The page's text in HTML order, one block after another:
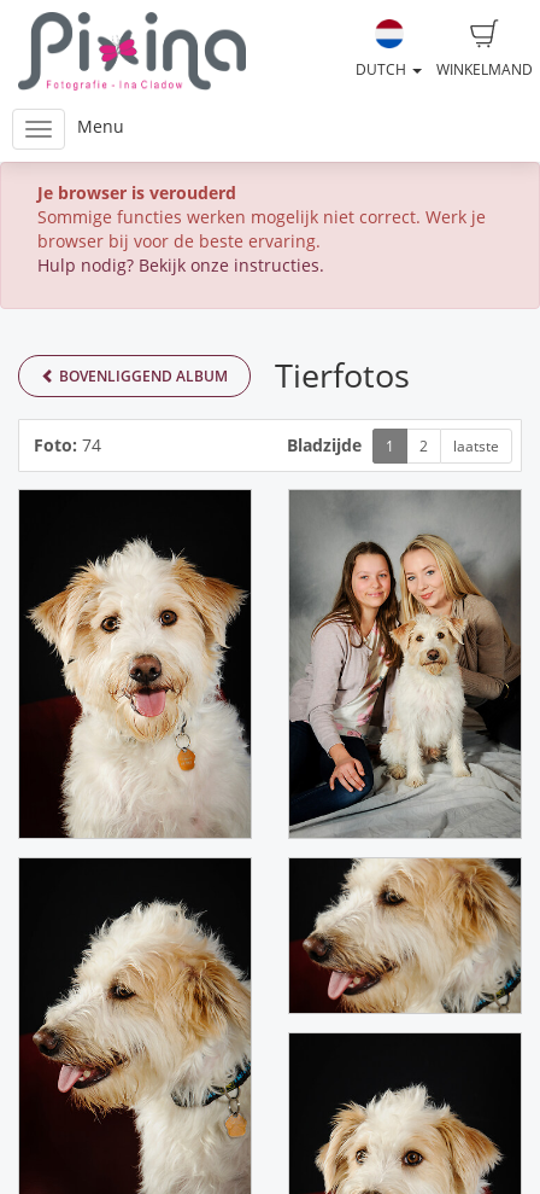
WINKELMAND
DUTCH
Menu
Je browser is verouderd
Sommige functies werken mogelijk niet correct. Werk je
browser bij voor de beste ervaring.
Hulp nodig? Bekijk onze instructies.
BOVENLIGGEND ALBUM Tierfotos
Foto: 74 Bladzijde 1 2 laatste